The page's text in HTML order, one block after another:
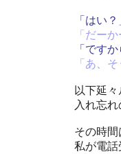
「はい？
「だー
「です
「あ、
以下延々
入れ忘
その時
私が電話